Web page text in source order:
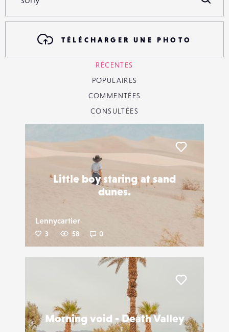
TÉLÉCHARGER UNE PHOTO
RÉCENTES
POPULAIRES
COMMENTÉES
CONSULTÉES
Little boy staring at sand
dunes.
Lennycartier
3 58 0
Morning void - Death Valley